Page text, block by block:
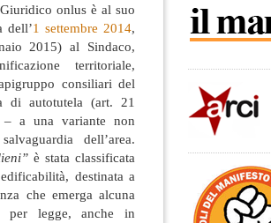
onlus è al suo
dell’1 settembre 2014,
2015) al Sindaco,
territoriale,
consiliari del
di autotutela (art. 21
a una variante non
dell’area.
è stata classificata
destinata a
che emerga alcuna
per legge, anche in